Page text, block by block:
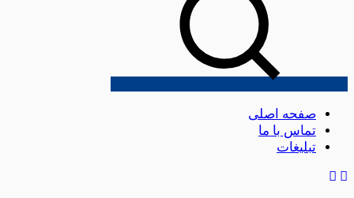
صفحه اصلی
تماس با ما
تبلیغات